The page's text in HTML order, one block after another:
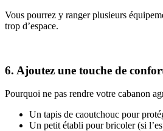
Vous pourrez y ranger plusieurs
trop d’espace.
6. Ajoutez une touche de
Pourquoi ne pas rendre votre cabanon
Un tapis de caoutchouc pour
Un petit établi pour bricoler (si